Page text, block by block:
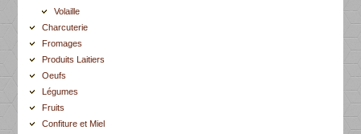
Volaille
Charcuterie
Fromages
Produits Laitiers
Oeufs
Légumes
Fruits
Confiture et Miel